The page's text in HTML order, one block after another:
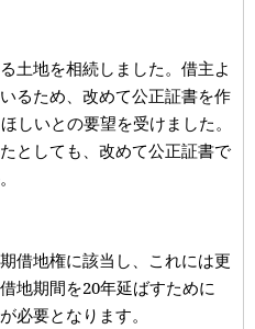
土地を相続しました。借主よ
るため、改めて公正証書を作
しいとの要望を受けました。
としても、改めて公正証書で
借地権に該当し、これには更
地期間を20年延ばすために
必要となります。